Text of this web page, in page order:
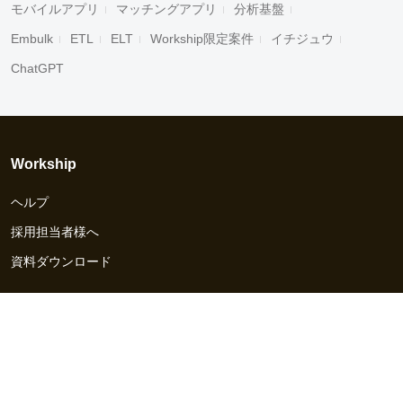
モバイルアプリ マッチングアプリ 分析基盤
Embulk ETL ELT Workship限定案件 イチジュウ
ChatGPT
Workship
ヘルプ
採用担当者様へ
資料ダウンロード